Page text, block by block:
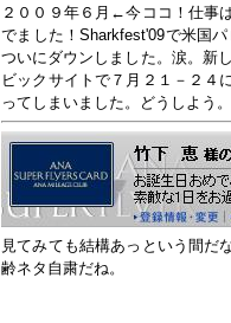
２００９年６月←今ココ！仕事
でました！Sharkfest'09で米国
ついにダウンしました。涙。新
ビックサイトで７月２１－２４
ってしまいました。どうしよう
見てみても結構あっという間だ
齢ネタ自粛だね。